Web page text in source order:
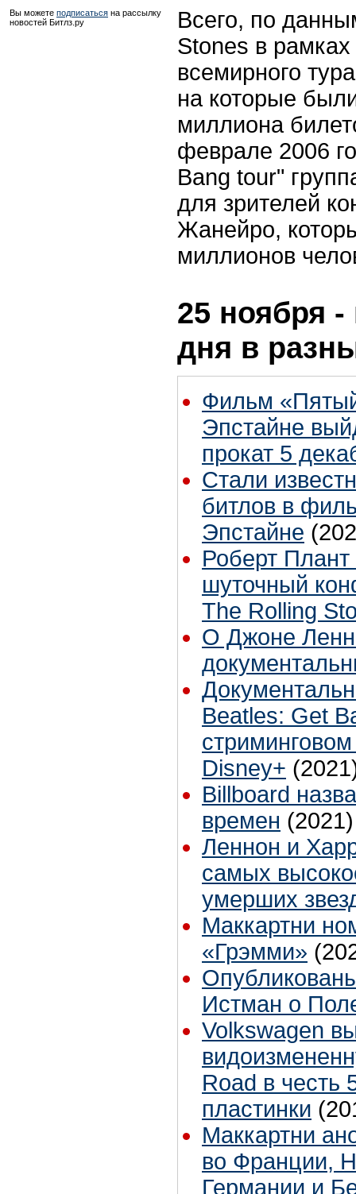
Вы можете подписаться на рассылку
новостей Битлз.ру
Всего, по
Stones в рамках
всемирного
на которые
миллиона
феврале 2006
Bang tour"
для зрителей
Жанейро,
миллионов
25 ноября -
дня в
Фильм
Эпстайне
прокат 5
Стали
битлов в
Эпстайне
Роберт
шуточный
The Rolling
О Джоне
Beatles: Get
Disney+
Billboard
времен (2021)
Леннон и
самых
умерших
Маккартни
«Грэмми»
Истман о
Volkswagen
Road в честь
пластинки
Маккартни
во Франции,
Германии и